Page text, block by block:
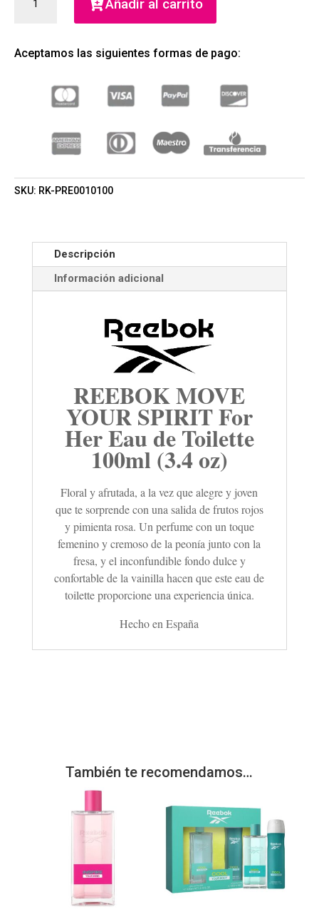
MOVE
FOR
(MUJER)
CANTIDAD
Añadir al carrito
Aceptamos las siguientes formas de pago:
SKU: RK-PRE0010100
Descripción
Información adicional
REEBOK MOVE
YOUR SPIRIT For
Her Eau de Toilette
100ml (3.4 oz)
Floral y afrutada, a la vez que alegre y joven
que te sorprende con una salida de frutos rojos
y pimienta rosa. Un perfume con un toque
femenino y cremoso de la peonía junto con la
fresa, y el inconfundible fondo dulce y
confortable de la vainilla hacen que este eau de
toilette proporcione una experiencia única.
Hecho en España
También te recomendamos…